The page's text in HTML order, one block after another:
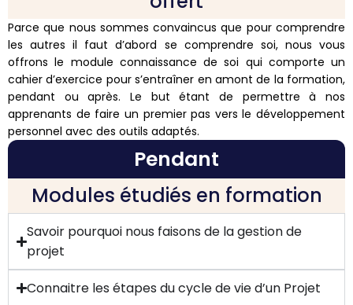
Parce que nous sommes convaincus que pour comprendre
les autres il faut d’abord se comprendre soi, nous vous
offrons le module connaissance de soi qui comporte un
cahier d’exercice pour s’entraîner en amont de la formation,
pendant ou après. Le but étant de permettre à nos
apprenants de faire un premier pas vers le développement
personnel avec des outils adaptés.
Pendant
Modules étudiés en formation
Savoir pourquoi nous faisons de la gestion de
projet
Connaitre les étapes du cycle de vie d’un Projet